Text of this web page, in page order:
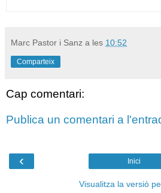
Marc Pastor i Sanz a les 10:52
Comparteix
Cap comentari:
Publica un comentari a
‹ Inici
Visualitza la versió